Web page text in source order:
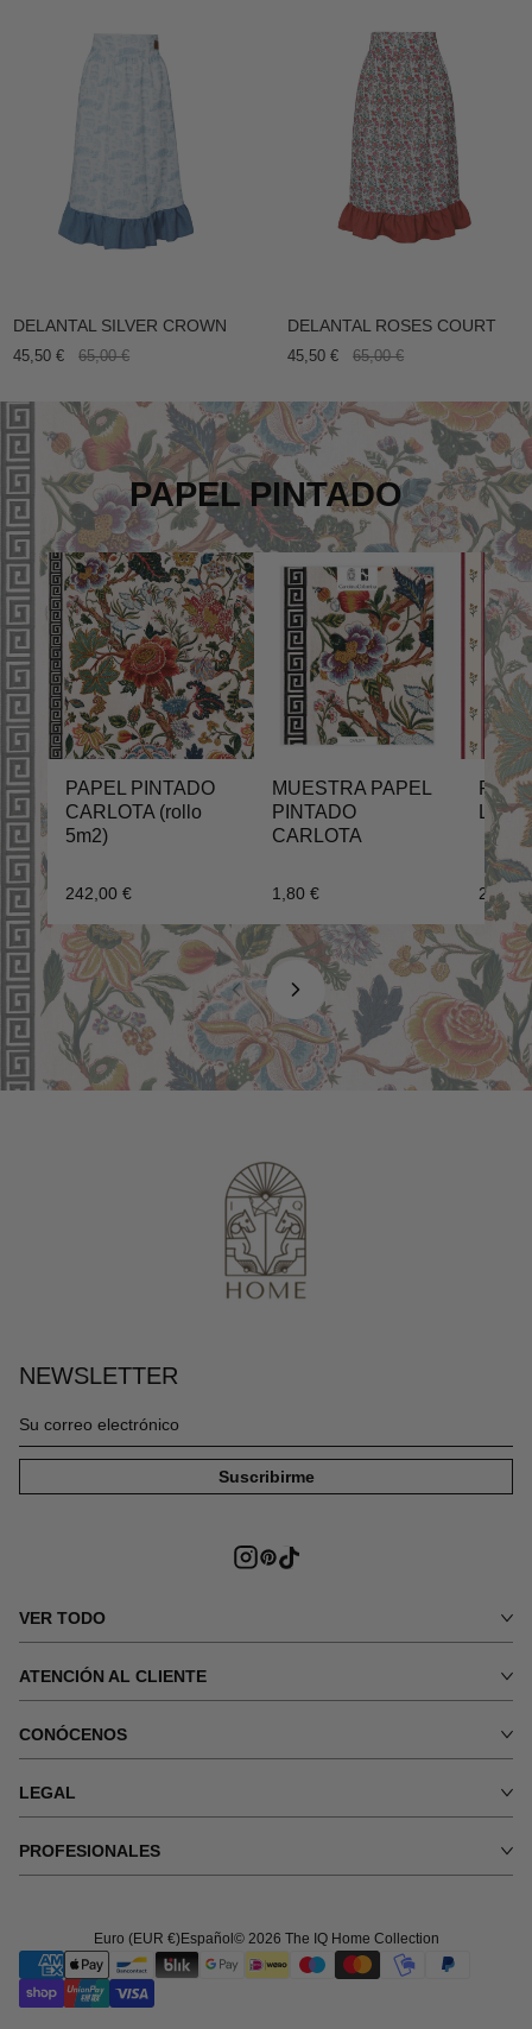
DELANTAL SILVER CROWN
45,50 € 65,00 €
DELANTAL ROSES COURT
45,50 € 65,00 €
PAPEL PINTADO
PAPEL PINTADO
CARLOTA (rollo
5m2)
242,00 €
MUESTRA PAPEL
PINTADO
CARLOTA
1,80 €
VER TODO
ATENCIÓN AL CLIENTE
CONÓCENOS
LEGAL
PROFESIONALES
NEWSLETTER
electrónico
Suscribirme
Instagram
Interés
Tik
© 2026 The IQ Home Collection
Euro (EUR €)Español